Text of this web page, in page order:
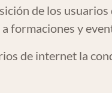
de los
formaciones y
de internet la